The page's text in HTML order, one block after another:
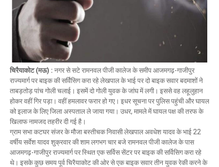
Mau Beat Media-Dec 14 2022
Mau:-जिलाधिकारी ने गुंडा एक्ट के तहत 10 लोगों को किया जिला
Mau Beat Media
Mau:-मऊ के काजीटोला निवासी गौरव वर्मा बने आइएएस
Mau Beat Media
Mau:-शिव धनुष भंग,राम बारात कल
Mau Beat Media-Nov 28 2022
Mau:-जांच में 74 खाद्य नमूनों में 19 में मिली मिलावट
Mau Beat Media- Nov 15 2022
Mau:-जिला पंचायत सदस्य प्रतिनिधि को बनाया बंधक
Mau Beat Media-Nov 14 2022
Mau:-सांप को हाथ में लपेटे में पहुंचा युवक अस्पताल, मची अफरा
Mau Beat Media
Prayagraj:- इतिहास के पन्नों में विलुप्त हो गये स्वतंत्रता
Mau Beat Media-Sep 22 2024
चिरैयाकोट (मऊ) : नगर से सटे रामनवल पीजी कालेज के समीप आजमगढ़-गाजीपुर
राज्यमार्ग पर बाइक की सर्विंसिग करा रहे लेखपाल के भाई पर दो बाइक सवार बदमाशों ने
ताबड़तोड़ पांच गोली चलाई। इसमें दो गोली युवक के जांघ में लगी। इससे वह लहूलुहान
होकर वहीं गिर पड़ा। वहीं हमलावर फरार हो गए। इधर सूचना पर पुलिस पहुंची और घायल
को इलाज के लिए जिला अस्पताल ले जाया गया। उधर, मामले में घायल पक्ष की तरफ के
खिलाफ नामजद तहरीर दी गई है।
ग्राम सभा कटघर संजर के मौजा बस्तीचक निवासी लेखपाल अवधेश यादव के भाई 22
वर्षीय सर्वेश यादव शुक्रवार की शाम लगभग चार बजे रामनवल पीजी कालेज के पास
आजमगढ़-गाजीपुर राज्यमार्ग पर स्थित एक सर्विस सेंटर पर बाइक की सर्विसिग करा रहे
थे। इसके कुछ समय पूर्व चिरैयाकोट की ओर से एक बाइक सवार तीन युवक रेकी करने के